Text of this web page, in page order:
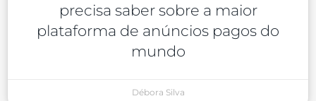
precisa saber sobre a maior
plataforma de anúncios pagos do
mundo
Débora Silva